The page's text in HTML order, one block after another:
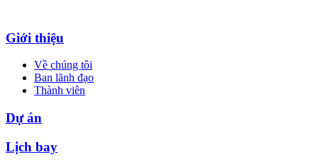
Giới thiệu
Về chúng tôi
Ban lãnh đạo
Thành viên
Dự án
Lịch bay